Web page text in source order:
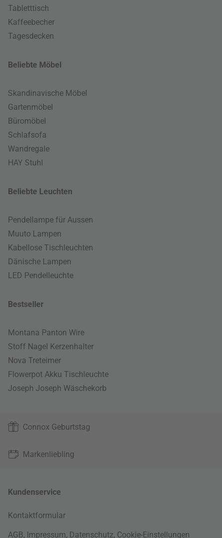
Tabletttisch
Kaffeebecher
Tagesdecken
Beliebte Möbel
Skandinavische Möbel
Gartenmöbel
Büromöbel
Schlafsofa
Wandregale
HAY Stuhl
Beliebte Leuchten
Pendellampe für Aussen
Muuto Lampen
Kabellose Tischleuchten
Dänische Lampen
LED Pendelleuchte
Bestseller
Montana Panton Wire
Stoff Nagel Kerzenhalter
Nova Treteimer
Flowerpot Akku Tischleuchte
Joseph Joseph Wäschekorb
Connox Geburtstag
Markenliebling
Kundenservice
Kontaktformular
AGB, Impressum, Datenschutz, Cookie-Einstellungen